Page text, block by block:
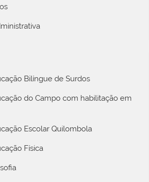
Bilíngue de Surdos
do Campo com habilitação em
Escolar Quilombola
Física